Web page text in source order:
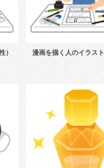
） 漫画を描く人のイラスト